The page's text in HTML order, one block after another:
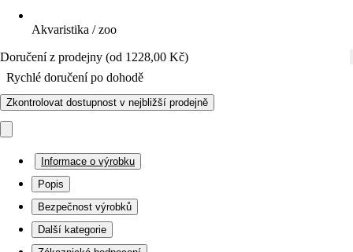
Akvaristika / zoo
Doručení z prodejny (od 1228,00 Kč)
Rychlé doručení po dohodě
Zkontrolovat dostupnost v nejbližší prodejně
Informace o výrobku
Popis
Bezpečnost výrobků
Další kategorie